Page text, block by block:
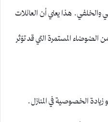
هذا يعني أن العائلات
المستمرة التي قد تؤثر
الخصوصية في المنازل.